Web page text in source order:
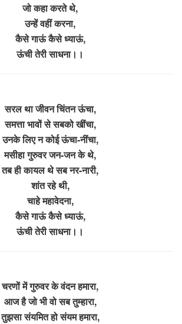
जो कहा करते थे,
उन्हें वहीं करना,
कैसे गाऊं कैसे ध्याऊं,
ऊंची तेरी साधना।।
सरल था जीवन चिंतन ऊंचा,
समत्ता भावों से सबको खींचा,
उनके लिए न कोई ऊंचा-नींचा,
मसीहा गुरुवर जन-जन के थे,
तब ही कायल थे सब नर-नारी,
शांत रहे थी,
चाहे महावेदना,
कैसे गाऊं कैसे ध्याऊं,
ऊंची तेरी साधना।।
चरणों में गुरुवर के वंदन हमारा,
आज है जो भी वो सब तुम्हारा,
तुझसा संयमित हो संयम हमारा,